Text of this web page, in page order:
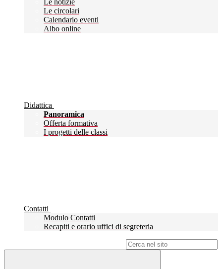
Le notizie
Le circolari
Calendario eventi
Albo online
Didattica
Panoramica
Offerta formativa
I progetti delle classi
Contatti
Modulo Contatti
Recapiti e orario uffici di segreteria